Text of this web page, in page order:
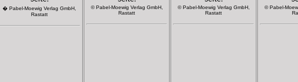
� Pabel-Moewig Verlag GmbH,
Rastatt
© Pabel-Moewig Verlag GmbH,
Rastatt
© Pabel-Moewig Verlag GmbH,
Rastatt
© Pabel-